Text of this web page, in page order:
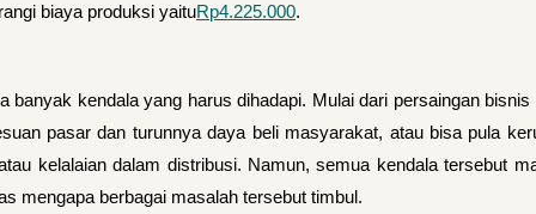
biaya produksi yaituRp4.225.000.
banyak kendala yang harus dihadapi. Mulai dari persaingan bisnis
pasar dan turunnya daya beli masyarakat, atau bisa pula
kelalaian dalam distribusi. Namun, semua kendala tersebut
mengapa berbagai masalah tersebut timbul.